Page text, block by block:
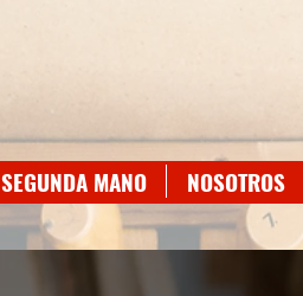
SEGUNDA MANO NOSOTROS